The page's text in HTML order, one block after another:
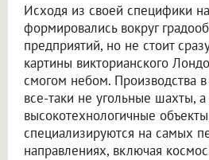
Исходя из своей специфики
формировались вокруг
предприятий, но не стоит
картины викторианского
смогом небом. Производства
все-таки не угольные шахты,
высокотехнологичные
специализируются на самых
направлениях, включая